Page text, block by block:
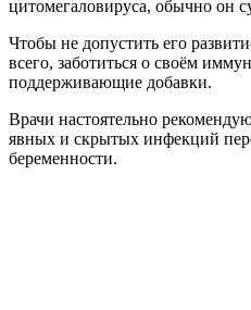
цитомегаловируса, обычно он
Чтобы не допустить его
всего, заботиться о своём
поддерживающие добавки.
Врачи настоятельно
явных и скрытых инфекций
беременности.